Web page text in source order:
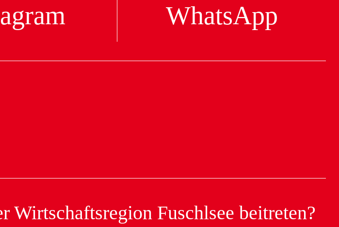
WhatsApp
Wirtschaftsregion Fuschlsee beitreten?